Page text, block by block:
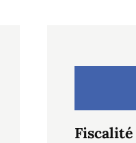
Fiscalité